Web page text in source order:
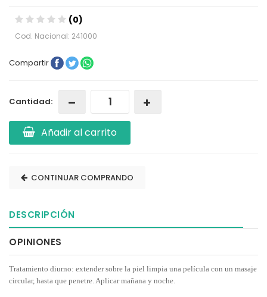
(0)
Cod. Nacional: 241000
Compartir
Cantidad:
Añadir al carrito
CONTINUAR COMPRANDO
DESCRIPCIÓN
OPINIONES
Tratamiento diurno: extender sobre la piel limpia una película con un masaje
circular, hasta que penetre. Aplicar mañana y noche.